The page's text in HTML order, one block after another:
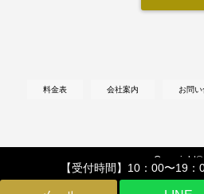
【受付時間】10：00〜19：
料金表 会社案内 お問い
Copyright©
【横浜・川崎】マット塗装対応・輸入車専